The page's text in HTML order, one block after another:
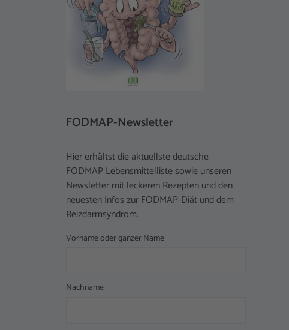
FODMAP-Newsletter
Hier erhältst die aktuellste deutsche
FODMAP Lebensmittelliste sowie unseren
Newsletter mit leckeren Rezepten und den
neuesten Infos zur FODMAP-Diät und dem
Reizdarmsyndrom.
Vorname oder ganzer Name
Nachname